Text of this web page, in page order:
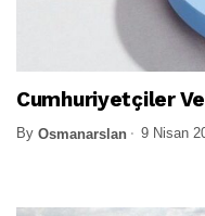
Cumhuriyetçiler
By Osmanarslan 9 Nisan